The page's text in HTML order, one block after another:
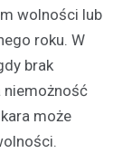
wolności lub
roku. W
brak
niemożność
może